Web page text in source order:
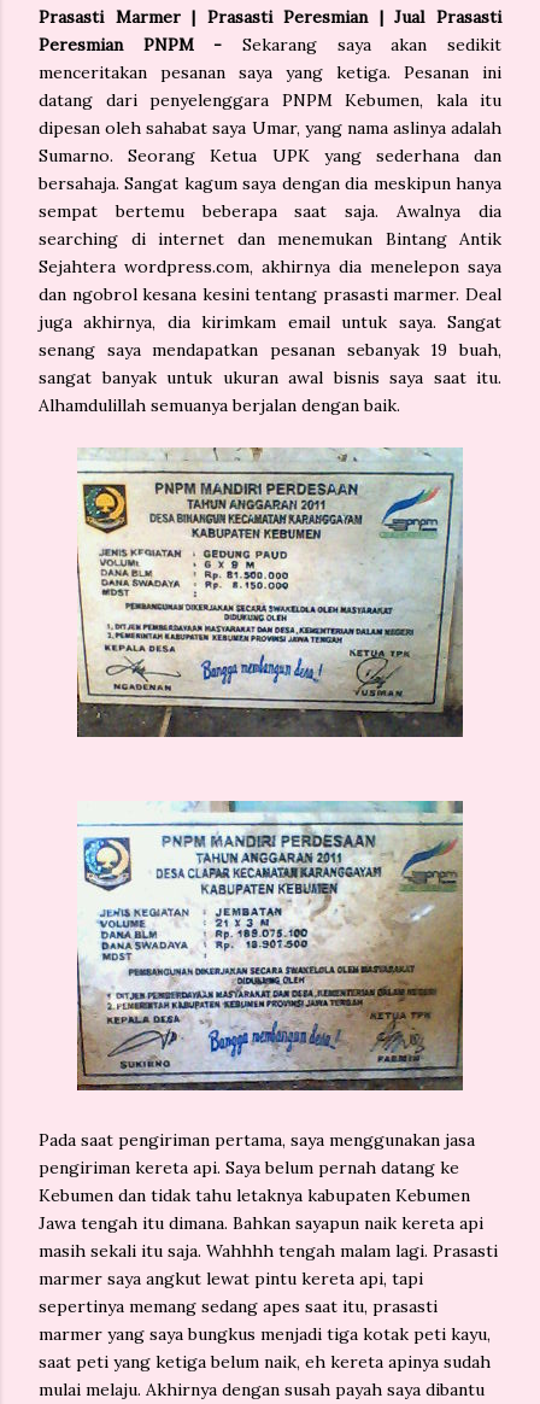
Prasasti Marmer | Prasasti Peresmian | Jual Prasasti
Peresmian PNPM - Sekarang saya akan sedikit
menceritakan pesanan saya yang ketiga. Pesanan ini
datang dari penyelenggara PNPM Kebumen, kala itu
dipesan oleh sahabat saya Umar, yang nama aslinya adalah
Sumarno. Seorang Ketua UPK yang sederhana dan
bersahaja. Sangat kagum saya dengan dia meskipun hanya
sempat bertemu beberapa saat saja. Awalnya dia
searching di internet dan menemukan Bintang Antik
Sejahtera wordpress.com, akhirnya dia menelepon saya
dan ngobrol kesana kesini tentang prasasti marmer. Deal
juga akhirnya, dia kirimkam email untuk saya. Sangat
senang saya mendapatkan pesanan sebanyak 19 buah,
sangat banyak untuk ukuran awal bisnis saya saat itu.
Alhamdulillah semuanya berjalan dengan baik.
Pada saat pengiriman pertama, saya menggunakan jasa
pengiriman kereta api. Saya belum pernah datang ke
Kebumen dan tidak tahu letaknya kabupaten Kebumen
Jawa tengah itu dimana. Bahkan sayapun naik kereta api
masih sekali itu saja. Wahhhh tengah malam lagi. Prasasti
marmer saya angkut lewat pintu kereta api, tapi
sepertinya memang sedang apes saat itu, prasasti
marmer yang saya bungkus menjadi tiga kotak peti kayu,
saat peti yang ketiga belum naik, eh kereta apinya sudah
mulai melaju. Akhirnya dengan susah payah saya dibantu